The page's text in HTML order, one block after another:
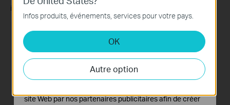
instructions de l'application pour terminer la configuration.
Infos produits, événements, services pour votre pays.
OK
Autre option
site Web et ne peuvent pas être désactivés dans vos
systèmes.
Cookies d'analyse et marketing
Les cookies d'analyse nous permettent d'analyser vos
activités sur notre site Web pour améliorer et ajuster les
fonctionnalités de notre site Web.
site Web par nos partenaires publicitaires afin de créer